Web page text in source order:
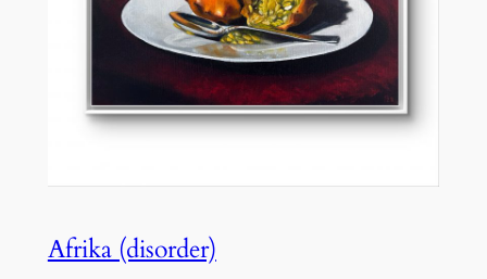
Afrika (disorder)